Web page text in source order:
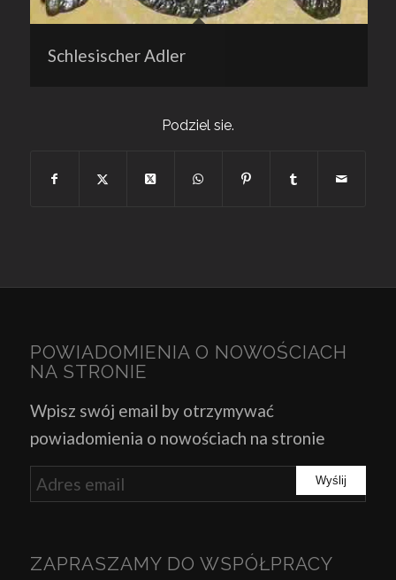
Schlesischer Adler
Podziel sie.
POWIADOMIENIA O NOWOŚCIACH
NA STRONIE
Wpisz swój email by otrzymywać
powiadomienia o nowościach na stronie
ZAPRASZAMY DO WSPÓŁPRACY